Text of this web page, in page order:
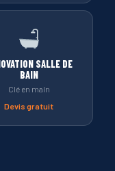
SALLE DE
BAIN
Clé en main
Devis gratuit